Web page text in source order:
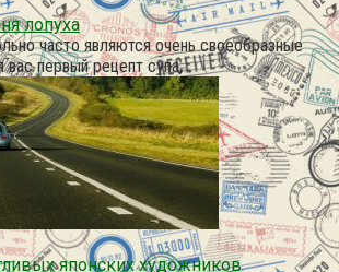
лопуха
часто являются очень своеобразные
первый рецепт супа,
японских художников